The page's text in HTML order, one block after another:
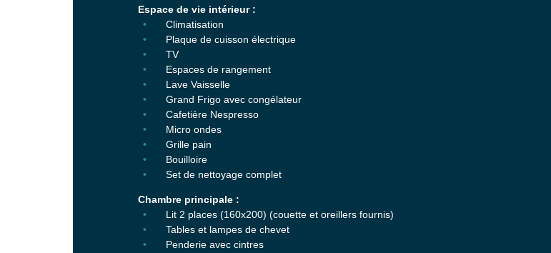
Espace de vie intérieur :
Climatisation
Plaque de cuisson électrique
TV
Espaces de rangement
Lave Vaisselle
Grand Frigo avec congélateur
Cafetière Nespresso
Micro ondes
Grille pain
Bouilloire
Set de nettoyage complet
Chambre principale :
Lit 2 places (160x200) (couette et oreillers fournis)
Tables et lampes de chevet
Penderie avec cintres